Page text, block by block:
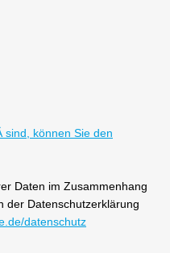
sind, können Sie den
Daten im Zusammenhang
der Datenschutzerklärung
datenschutz